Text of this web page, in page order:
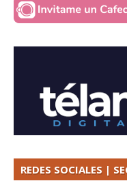
REDES SOCIALES |